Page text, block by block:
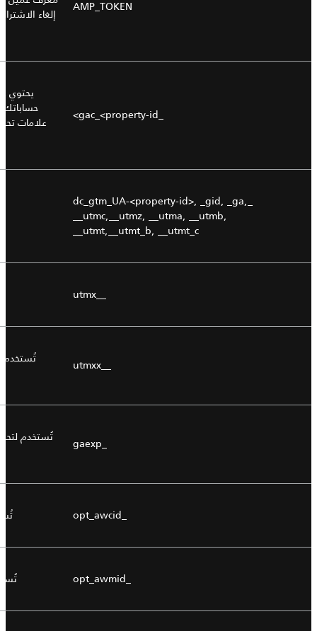
AMP_TOKEN
إلغاء
يحتوي
حساباتك
علامات
_dc_gtm_UA-<property-id>, _gid, _ga,
__utmc,__utmz, __utma, __utmb,
__utmt,__utmt_b, __utmt_c
تُستخدم
تُستخدم